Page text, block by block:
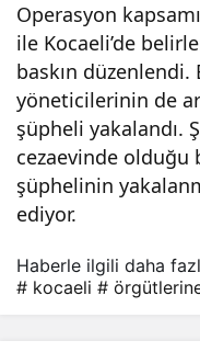
Operasyon
ile Kocaeli’de
baskın düzenlendi.
yöneticilerinin de
şüpheli yakalandı.
cezaevinde
şüphelinin
ediyor.
14
göz
altı
Haberle ilgili daha
# kocaeli #